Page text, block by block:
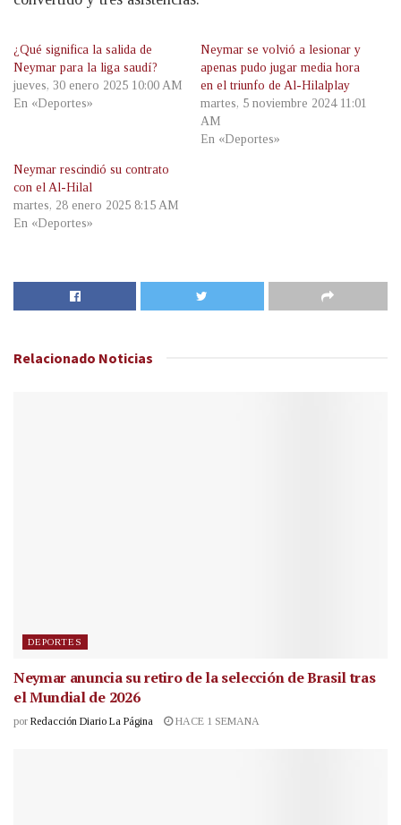
¿Qué significa la salida de
Neymar para la liga saudí?
jueves, 30 enero 2025 10:00 AM
En «Deportes»
Neymar se volvió a lesionar y
apenas pudo jugar media hora
en el triunfo de Al-Hilalplay
martes, 5 noviembre 2024 11:01
AM
En «Deportes»
Neymar rescindió su contrato
con el Al-Hilal
martes, 28 enero 2025 8:15 AM
En «Deportes»
Relacionado Noticias
DEPORTES
Neymar anuncia su retiro de la selección de Brasil tras
el Mundial de 2026
por Redacción Diario La Página HACE 1 SEMANA